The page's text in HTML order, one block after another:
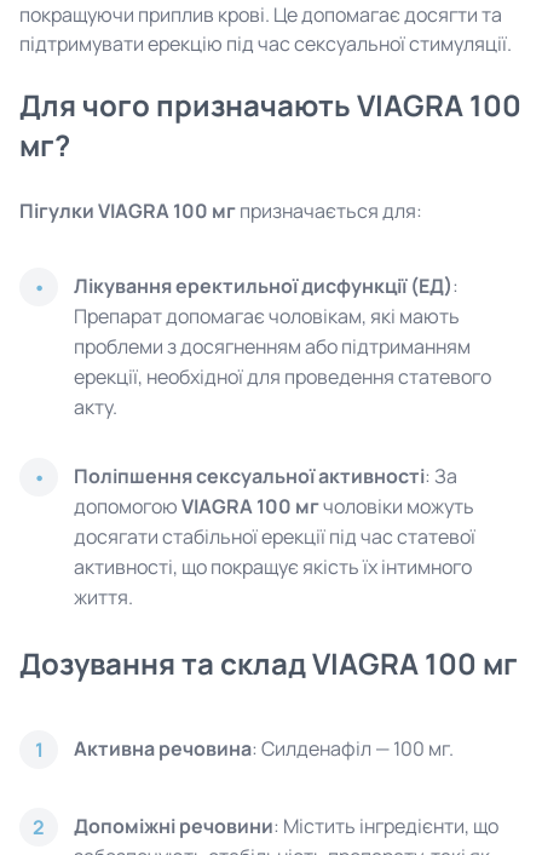
покращуючи приплив крові. Це допомагає досягти та
підтримувати ерекцію під час сексуальної стимуляції.
Для чого призначають VIAGRA 100
мг?
Пігулки VIAGRA 100 мгпризначається для:
Лікування еректильної дисфункції (ЕД):
Препарат допомагає чоловікам, які мають
проблеми з досягненням або підтриманням
ерекції, необхідної для проведення статевого
акту.
Поліпшення сексуальної активності: За
допомогоюVIAGRA 100 мгчоловіки можуть
досягати стабільної ерекції під час статевої
активності, що покращує якість їх інтимного
життя.
Дозування та склад VIAGRA 100 мг
1 Активна речовина: Силденафіл — 100 мг.
2 Допоміжні речовини: Містить інгредієнти, що